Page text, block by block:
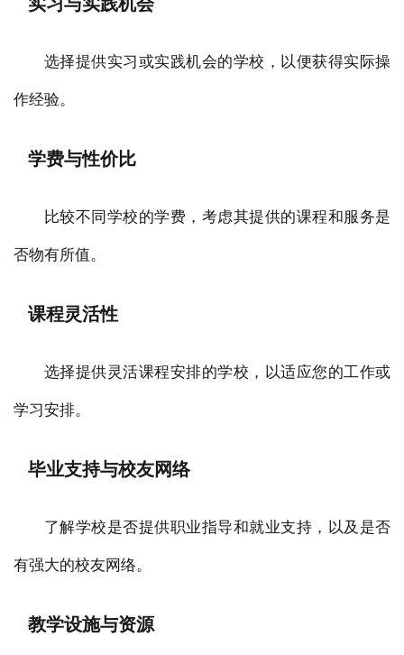
选择提供实习或实践机会的学校，以便获得实际操
作经验。
学费与性价比
比较不同学校的学费，考虑其提供的课程和服务是
否物有所值。
课程灵活性
选择提供灵活课程安排的学校，以适应您的工作或
学习安排。
毕业支持与校友网络
了解学校是否提供职业指导和就业支持，以及是否
有强大的校友网络。
教学设施与资源